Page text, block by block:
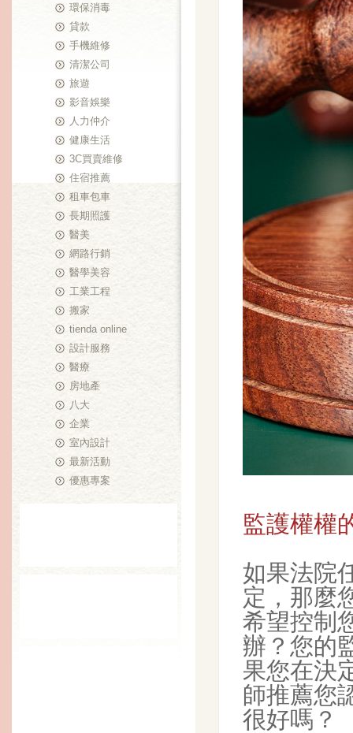
環保消毒
貸款
手機維修
清潔公司
旅遊
影音娛樂
人力仲介
健康生活
3C買賣維修
住宿推薦
租車包車
長期照護
醫美
網路行銷
醫學美容
工業工程
搬家
tienda online
設計服務
醫療
房地產
八大
企業
室內設計
最新活動
優惠專案
監護權權
如果法院
定，那麼
希望控制
辦？您的
果您在決
師推薦您
很好嗎？